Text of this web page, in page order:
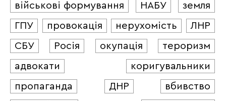
військові формування
НАБУ
земля
ГПУ
провокація нерухомість
ЛНР
СБУ
Росія окупація
тероризм
адвокати
коригувальники
пропаганда
ДНР
вбивство